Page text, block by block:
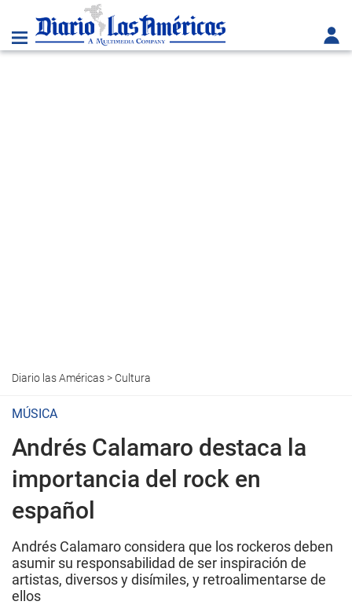
Diario las Américas> Cultura
MÚSICA
Andrés Calamaro destaca la
importancia del rock en
español
Andrés Calamaro considera que los rockeros deben
asumir su responsabilidad de ser inspiración de
artistas, diversos y disímiles, y retroalimentarse de
ellos